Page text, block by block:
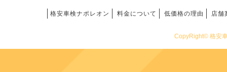
格安車検ナポレオン 料金について 低価格の理由 店舗
CopyRight© 格安